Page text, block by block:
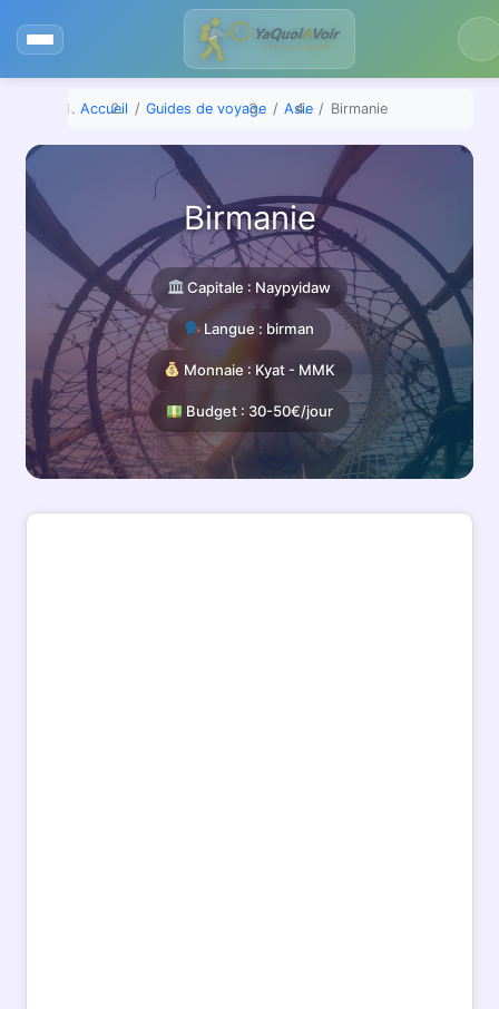
Accueil Guides de voyage Asie Birmanie
Birmanie
Capitale : Naypyidaw
Langue : birman
Monnaie : Kyat - MMK
Budget : 30-50€/jour